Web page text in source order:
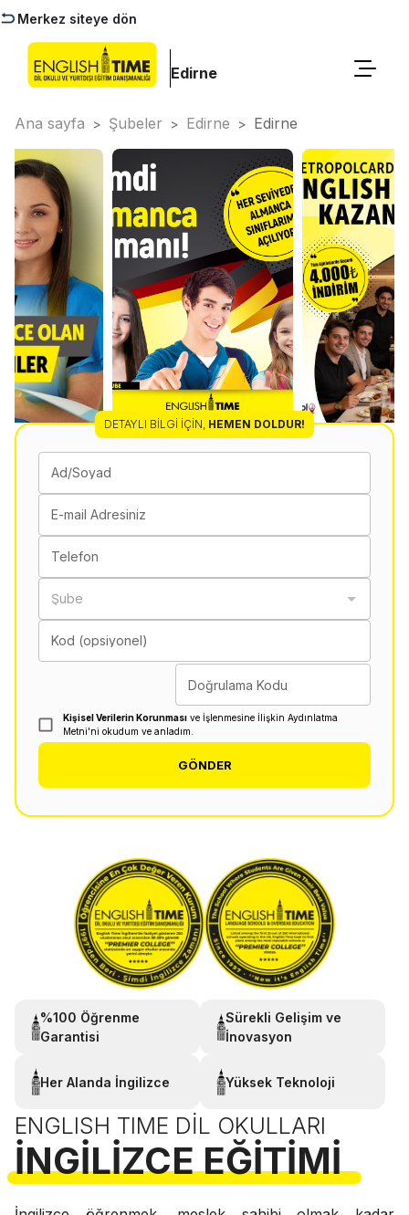
Merkez siteye dön
Edirne
Ana sayfa > Şubeler > Edirne > Edirne
DETAYLI BILGI İÇIN, HEMEN DOLDUR!
Ad/Soyad
E-mail Adresiniz
Telefon
Şube
Kod (opsiyonel)
Doğrulama Kodu
Kişisel Verilerin Korunması ve İşlenmesine İlişkin Aydınlatma
Metni'ni okudum ve anladım.
GÖNDER
%100 Öğrenme
Garantisi
Sürekli Gelişim ve
İnovasyon
Her Alanda İngilizce Yüksek Teknoloji
ENGLISH TIME DIL OKULLARI
İNGILIZCE EĞITIMI